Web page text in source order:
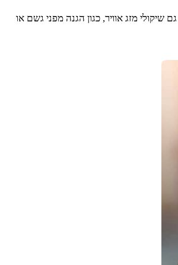
מזג אוויר, כגון הגנה מפני גשם או